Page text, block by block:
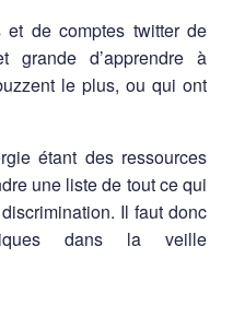
de comptes twitter de
grande d’apprendre à
le plus, ou qui ont
étant des ressources
une liste de tout ce qui
Il faut donc
dans la veille